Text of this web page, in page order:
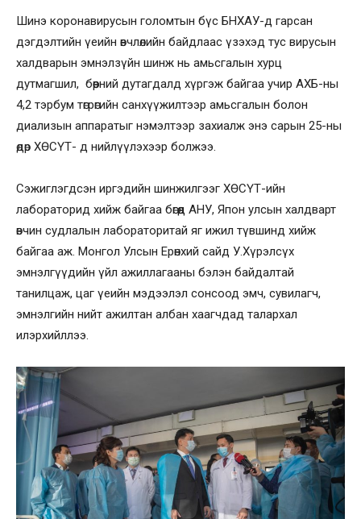
Шинэ коронавирусын голомтын бүс БНХАУ-д гарсан
дэгдэлтийн үеийн өвчлөлийн байдлаас үзэхэд тус вирусын
халдварын эмнэлзүйн шинж нь амьсгалын хурц
дутмагшил, бөөрний дутагдалд хүргэж байгаа учир АХБ-ны
4,2 тэрбум төгрөгийн санхүүжилтээр амьсгалын болон
диализын аппаратыг нэмэлтээр захиалж энэ сарын 25-ны
өдөр ХӨСҮТ- д нийлүүлэхээр болжээ.
Сэжиглэгдсэн иргэдийн шинжилгээг ХӨСҮТ-ийн
лабораторид хийж байгаа бөгөөд АНУ, Япон улсын халдварт
өвчин судлалын лабораторитай яг ижил түвшинд хийж
байгаа аж. Монгол Улсын Ерөнхий сайд У.Хүрэлсүх
эмнэлгүүдийн үйл ажиллагааны бэлэн байдалтай
танилцаж, цаг үеийн мэдээлэл сонсоод эмч, сувилагч,
эмнэлгийн нийт ажилтан албан хаагчдад талархал
илэрхийллээ.